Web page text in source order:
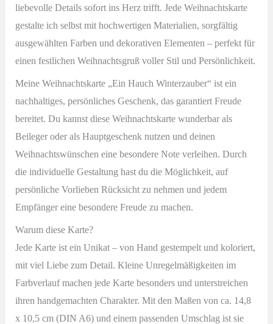
liebevolle Details sofort ins Herz trifft. Jede Weihnachtskarte
gestalte ich selbst mit hochwertigen Materialien, sorgfältig
ausgewählten Farben und dekorativen Elementen – perfekt für
einen festlichen Weihnachtsgruß voller Stil und Persönlichkeit.
Meine Weihnachtskarte „Ein Hauch Winterzauber“ ist ein
nachhaltiges, persönliches Geschenk, das garantiert Freude
bereitet. Du kannst diese Weihnachtskarte wunderbar als
Beileger oder als Hauptgeschenk nutzen und deinen
Weihnachtswünschen eine besondere Note verleihen. Durch
die individuelle Gestaltung hast du die Möglichkeit, auf
persönliche Vorlieben Rücksicht zu nehmen und jedem
Empfänger eine besondere Freude zu machen.
Warum diese Karte?
Jede Karte ist ein Unikat – von Hand gestempelt und koloriert,
mit viel Liebe zum Detail. Kleine Unregelmäßigkeiten im
Farbverlauf machen jede Karte besonders und unterstreichen
ihren handgemachten Charakter. Mit den Maßen von ca. 14,8
x 10,5 cm (DIN A6) und einem passenden Umschlag ist sie